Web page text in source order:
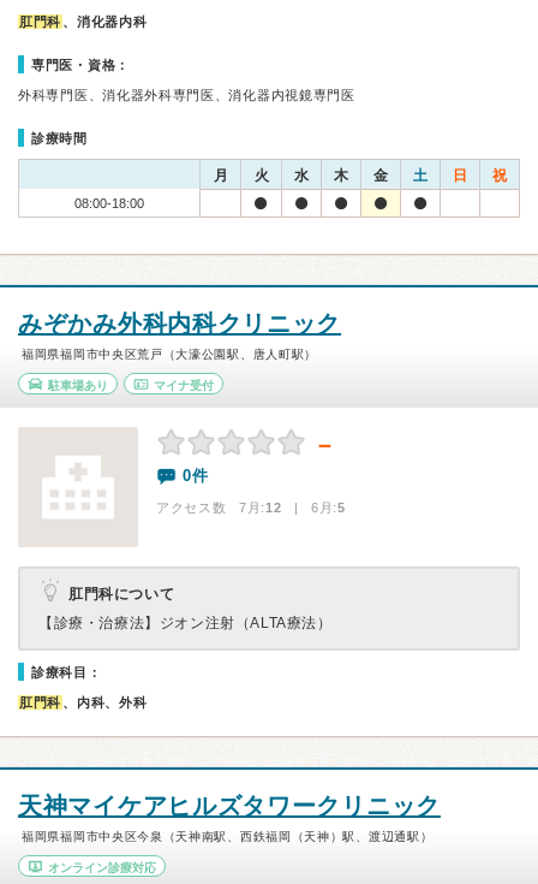
肛門科 、消化器内科
専門医・資格：
外科専門医、消化器外科専門医、消化器内視鏡専門医
診療時間
月 火 水 木 金 土 日 祝
08:00-18:00
みぞかみ外科内科クリニック
福岡県福岡市中央区荒戸（大濠公園駅、唐人町駅）
駐車場あり マイナ受付
－
0件
アクセス数 7月:12 | 6月:5
肛門科について
【診療・治療法】 ジオン注射（ALTA療法）
診療科目：
肛門科 、内科、外科
天神マイケアヒルズタワークリニック
福岡県福岡市中央区今泉（天神南駅、西鉄福岡（天神）駅、渡辺通駅）
オンライン診療対応